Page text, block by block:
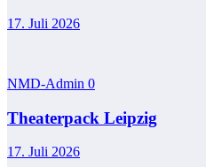
17. Juli 2026
NMD-Admin 0
Theaterpack Leipzig
17. Juli 2026